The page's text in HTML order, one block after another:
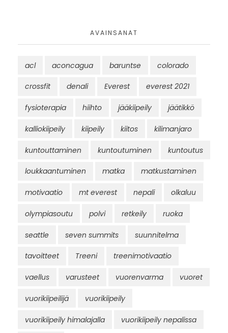
AVAINSANAT
acl aconcagua baruntse colorado
crossfit denali Everest everest 2021
fysioterapia hiihto jääkiipeily jäätikkö
kalliokiipeily kiipeily kiitos kilimanjaro
kuntouttaminen kuntoutuminen kuntoutus
loukkaantuminen matka matkustaminen
motivaatio mt everest nepali olkaluu
olympiasoutu polvi retkeily ruoka
seattle seven summits suunnitelma
tavoitteet Treeni treenimotivaatio
vaellus varusteet vuorenvarma vuoret
vuorikiipeilijä vuorikiipeily
vuorikiipeily himalajalla vuorikiipeily nepalissa